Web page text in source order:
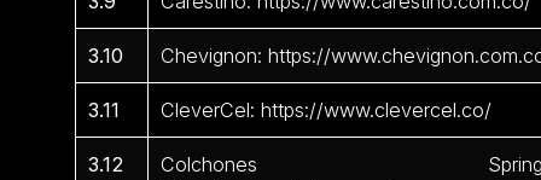
3.10 Chevignon: https://
3.11 CleverCel: https://www.clevercel.co/
3.12
Colchones